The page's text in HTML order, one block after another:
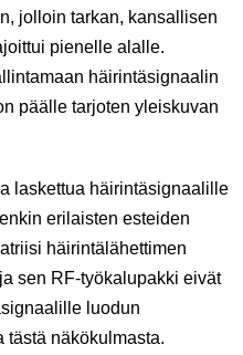
jolloin tarkan, kansallisen
pienelle alalle.
häirintäsignaalin
päälle tarjoten yleiskuvan
laskettua häirintäsignaalille
erilaisten esteiden
häirintälähettimen
sen RF-työkalupakki eivät
luodun
tästä näkökulmasta.